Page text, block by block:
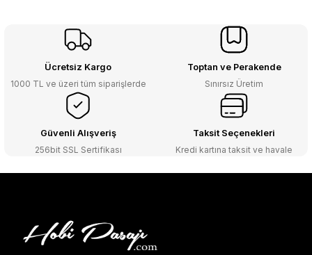
Ücretsiz Kargo
1000 TL ve üzeri tüm siparişlerde
Toptan ve Perakende
Sınırsız Üretim
Güvenli Alışveriş
256bit SSL Sertifikası
Taksit Seçenekleri
Kredi kartına taksit ve havale